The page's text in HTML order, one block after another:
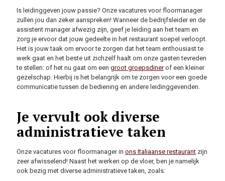
Is leidinggeven jouw passie? Onze vacatures voor floormanager
zullen jou dan zeker aanspreken! Wanneer de bedrijfsleider en de
assistent manager afwezig zijn, geef je leiding aan het team en
zorg je ervoor dat jouw gedeelte in het restaurant soepel verloopt.
Het is jouw taak om ervoor te zorgen dat het team enthousiast te
werk gaat en het beste uit zichzelf haalt om onze gasten tevreden
te stellen: of het nu gaat om een groot groepsdinerof een kleiner
gezelschap. Hierbij is het belangrijk om te zorgen voor een goede
communicatie tussen de bediening en andere leidinggevenden.
Je vervult ook diverse
administratieve taken
Onze vacatures voor floormanager in ons Italiaanse restaurant zijn
zeer afwisselend! Naast het werken op de vloer, ben je namelijk
ook bezig met diverse administratieve taken, zoals: